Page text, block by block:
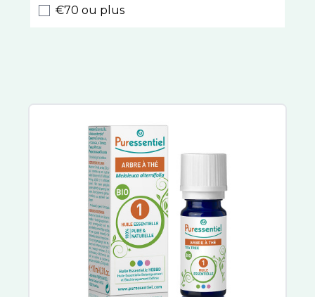
La Rosée
Natessance
Nuxe
Phyto
Color & Soin
Gilbert
Biocyte
Christophe Robin
Forcapil
Color Glow
Même
Mustela
€70 ou plus